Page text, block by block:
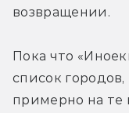
возвращении.
Пока что
список
примерно на те